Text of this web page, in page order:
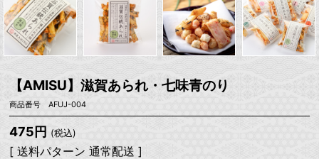
【AMISU】滋賀あられ・七味青のり
商品番号 AFUJ-004
475円 (税込)
[ 送料パターン 通常配送 ]